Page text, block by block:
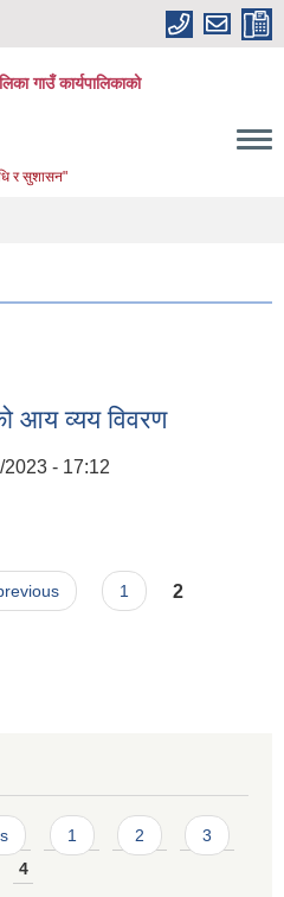
गाउँ कार्यपालिकाको
र सुशासन"
आय व्यय विवरण
- 17:12
1 2
1 2
3
4